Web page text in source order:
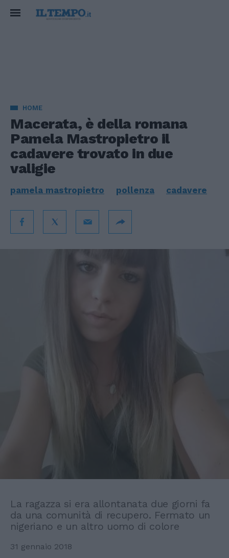
HOME
Macerata, è della romana
Pamela Mastropietro il
cadavere trovato in due
valigie
pamela mastropietro pollenza cadavere
La ragazza si era allontanata due giorni fa
da una comunità di recupero. Fermato un
nigeriano e un altro uomo di colore
31 gennaio 2018